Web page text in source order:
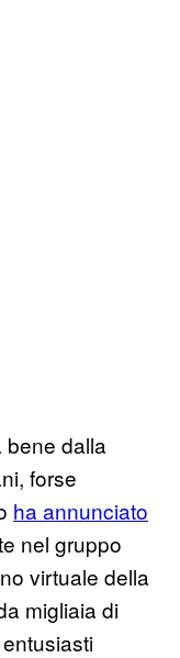
bene dalla
forse
ha annunciato
nel gruppo
virtuale della
migliaia di